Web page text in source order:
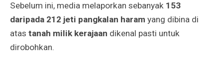
Sebelum ini, media melaporkan sebanyak 153
daripada 212 jeti pangkalan haram yang dibina di
atas tanah milik kerajaan dikenal pasti untuk
dirobohkan.